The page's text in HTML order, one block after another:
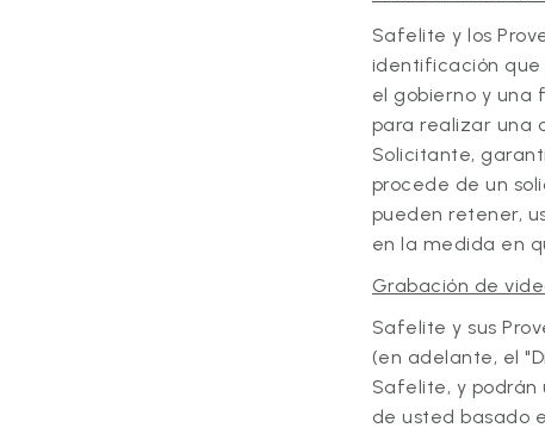
Safelite y los
identificación
el gobierno y una
para realizar una
Solicitante,
procede de un
pueden retener,
en la medida en
Grabación de
Safelite y sus
(en adelante, el
Safelite, y podrán
de usted basado